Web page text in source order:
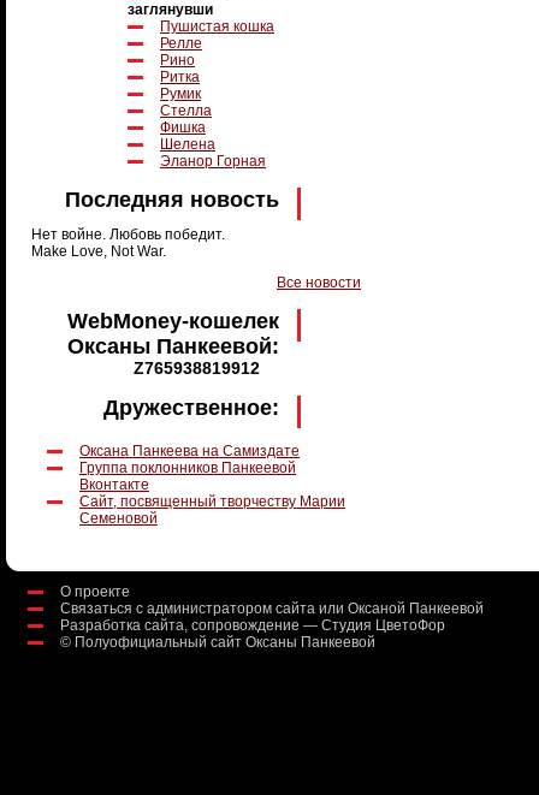
заглянувши
Пушистая кошка
Релле
Рино
Ритка
Румик
Стелла
Фишка
Шелена
Эланор Горная
Последняя новость
Нет войне. Любовь победит.
Make Love, Not War.
Все новости
WebMoney-кошелек
Оксаны Панкеевой:
Z765938819912
Дружественное:
Оксана Панкеева на Самиздате
Группа поклонников Панкеевой
Вконтакте
Сайт, посвященный творчеству Марии
Семеновой
О проекте
Связаться с администратором сайта или Оксаной Панкеевой
Разработка сайта, сопровождение — Студия ЦветоФор
© Полуофициальный сайт Оксаны Панкеевой